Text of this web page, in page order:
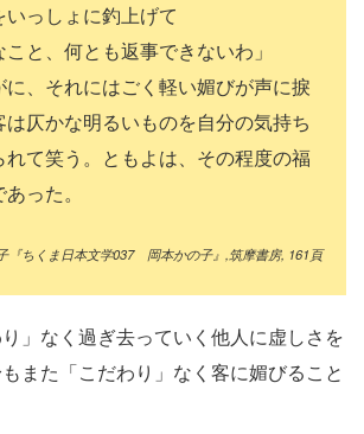
いっしょに釣上げて
こと、何とも返事できないわ」
に、それにはごく軽い媚びが声に捩
仄かな明るいものを自分の気持ち
て笑う。ともよは、その程度の福
った。
『ちくま日本文学037岡本かの子』 ,筑摩書房, 161頁
」なく過ぎ去っていく他人に虚しさを
また「こだわり」なく客に媚びること